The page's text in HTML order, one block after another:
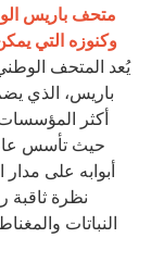
متحف باريس
وكنوزه التي
يُعد المتحف
باريس، الذي
أكثر
أبوابه على
نظرة ثاقبة
النباتات